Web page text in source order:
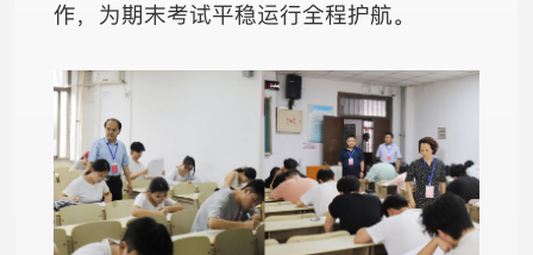
作，为期末考试平稳运行全程护航。